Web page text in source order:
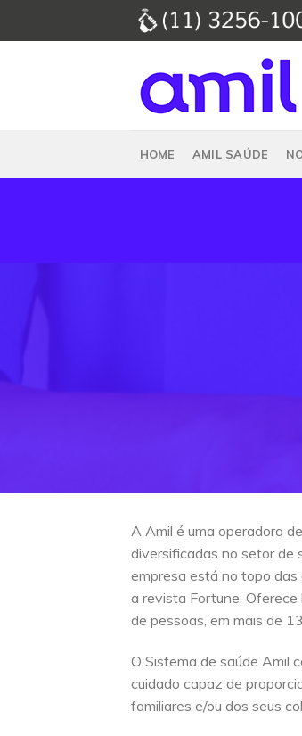
HOME AMIL SAÚDE
A Amil é uma operadora
diversificadas no setor de
empresa está no topo
a revista Fortune.
de pessoas, em mais de
O Sistema de saúde Amil
cuidado capaz de
familiares e/ou dos seus